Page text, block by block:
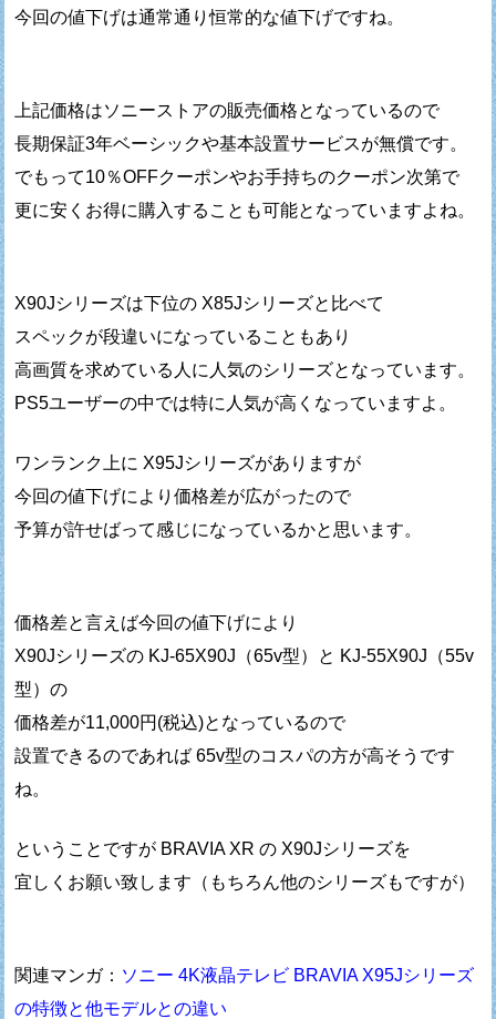
今回の値下げは通常通り恒常的な値下げですね。
上記価格はソニーストアの販売価格となっているので
長期保証3年ベーシックや基本設置サービスが無償です。
でもって10％OFFクーポンやお手持ちのクーポン次第で
更に安くお得に購入することも可能となっていますよね。
X90Jシリーズは下位の X85Jシリーズと比べて
スペックが段違いになっていることもあり
高画質を求めている人に人気のシリーズとなっています。
PS5ユーザーの中では特に人気が高くなっていますよ。
ワンランク上に X95Jシリーズがありますが
今回の値下げにより価格差が広がったので
予算が許せばって感じになっているかと思います。
価格差と言えば今回の値下げにより
X90Jシリーズの KJ-65X90J（65v型）と KJ-55X90J（55v
型）の
価格差が11,000円(税込)となっているので
設置できるのであれば 65v型のコスパの方が高そうです
ね。
ということですが BRAVIA XR の X90Jシリーズを
宜しくお願い致します（もちろん他のシリーズもですが）
関連マンガ： ソニー 4K液晶テレビ BRAVIA X95Jシリーズ
の特徴と他モデルとの違い